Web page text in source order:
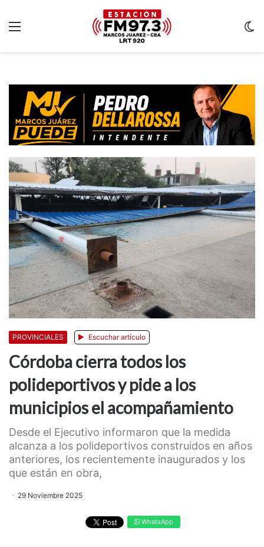
PROVINCIALES Escuchar artículo
Córdoba cierra todos los
polideportivos y pide a los
municipios el acompañamiento
Desde el Ejecutivo informaron que la medida
alcanza a los polideportivos construidos en años
anteriores, los recientemente inaugurados y los
que están en obra,
29 Noviembre 2025
WhatsApp